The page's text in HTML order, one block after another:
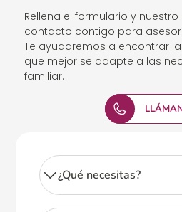
Rellena el formulario y
contacto contigo para
Te ayudaremos a encontrar
que mejor se adapte a las
familiar.